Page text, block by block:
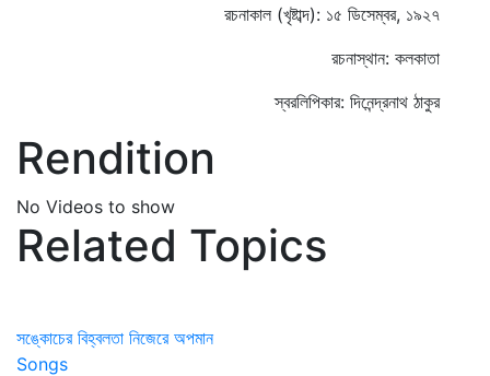
রচনাকাল (খৃষ্টাব্দ): ১৫ ডিসেম্বর, ১৯২৭
রচনাস্থান: কলকাতা
স্বরলিপিকার: দিনেন্দ্রনাথ ঠাকুর
Rendition
No Videos to show
Related Topics
সঙ্কোচের বিহ্বলতা নিজেরে অপমান
Songs